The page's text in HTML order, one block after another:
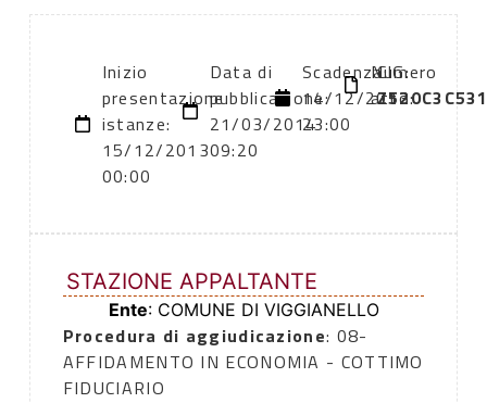
Inizio
presentazione
istanze:
15/12/2013
00:00
Data di
pubblicazione:
21/03/2014
09:20
Scadenza:
14/12/2013
23:00
Numero
atto:
CIG:
STAZIONE APPALTANTE
Ente: COMUNE DI VIGGIANELLO
Procedura di aggiudicazione: 08-
AFFIDAMENTO IN ECONOMIA - COTTIMO
FIDUCIARIO